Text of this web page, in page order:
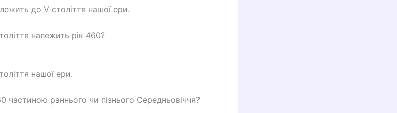
до V століття нашої ери.
належить рік 460?
нашої ери.
частиною раннього чи пізнього Середньовіччя?